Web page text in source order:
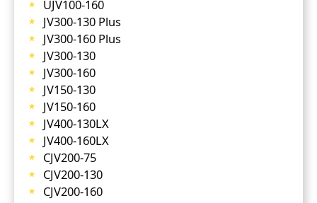
UJV100-160
JV300-130 Plus
JV300-160 Plus
JV300-130
JV300-160
JV150-130
JV150-160
JV400-130LX
JV400-160LX
CJV200-75
CJV200-130
CJV200-160